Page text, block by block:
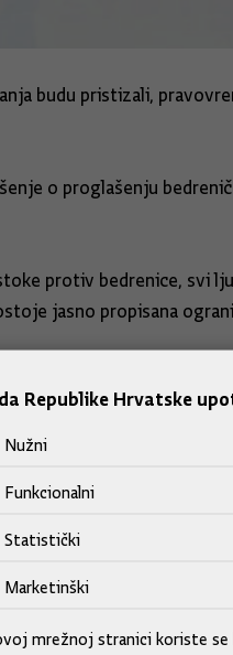
budu pristizali,
o proglašenju
protiv bedrenice, svi
jasno propisana
41 osoba, nitko
pojave bedrenice
izjavili da su zdravi.
je rijedak.
analizu. Dvoje
Republike Hrvatske
Nužni
Funkcionalni
Statistički
Marketinški
mrežnoj stranici koriste